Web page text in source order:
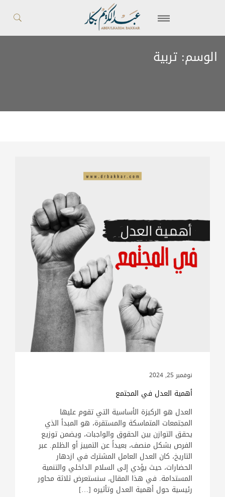
الوسم: تربية
نوفمبر 25, 2024
أهمية العدل في المجتمع
العدل هو الركيزة الأساسية التي تقوم عليها
المجتمعات المتماسكة والمستقرة، هو المبدأ الذي
يحقق التوازن بين الحقوق والواجبات، ويضمن توزيع
الفرص بشكل منصف، بعيداً عن التمييز أو الظلم. عبر
التاريخ، كان العدل العامل المشترك في ازدهار
الحضارات، حيث يؤدي إلى السلام الداخلي والتنمية
المستدامة. في هذا المقال، سنستعرض ثلاثة محاور
رئيسية حول أهمية العدل وتأثيره […]